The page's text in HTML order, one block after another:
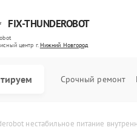
FIX-THUNDEROBOT
центр г.Нижний Новгород
Срочный ремонт
нестабильное питание